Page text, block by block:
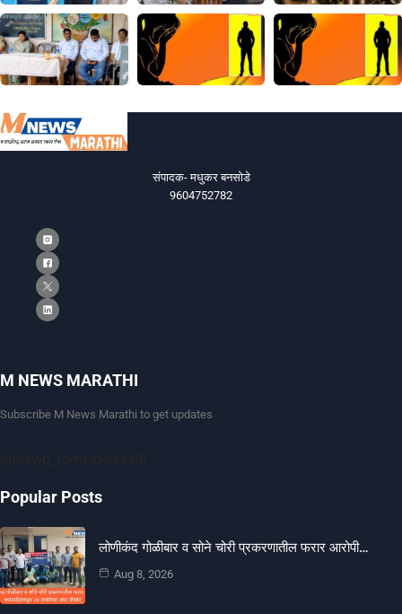
संपादक- मधुकर बनसोडे
9604752782
M NEWS MARATHI
Subscribe M News Marathi to get updates
Popular Posts
लोणीकंद गोळीबार व सोने चोरी प्रकरणातील फरार आरोपी…
Aug 8, 2026